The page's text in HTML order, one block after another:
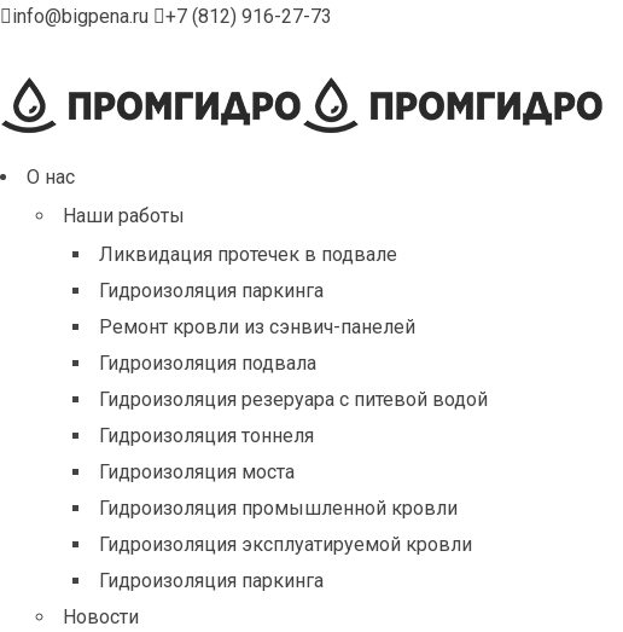
info@bigpena.ru +7 (812) 916-27-73
О нас
Наши работы
Ликвидация протечек в подвале
Гидроизоляция паркинга
Ремонт кровли из сэнвич-панелей
Гидроизоляция подвала
Гидроизоляция резеруара с питевой водой
Гидроизоляция тоннеля
Гидроизоляция моста
Гидроизоляция промышленной кровли
Гидроизоляция эксплуатируемой кровли
Гидроизоляция паркинга
Новости